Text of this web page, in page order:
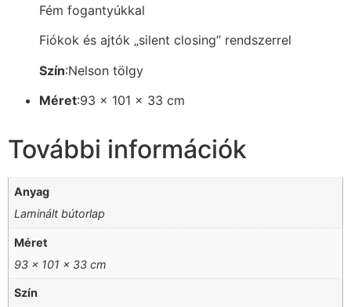
Fém fogantyúkkal
Fiókok és ajtók „silent closing” rendszerrel
Szín:Nelson tölgy
Méret:93 x 101 x 33 cm
További információk
Anyag
Laminált bútorlap
Méret
93 x 101 x 33 cm
Szín